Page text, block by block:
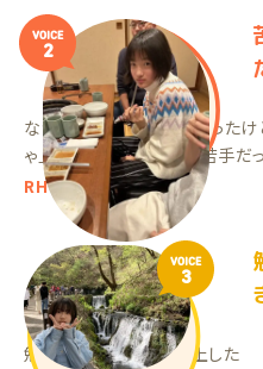
VOICE
2
ながら勉強で成績が悪かったけ
ゃ」という意欲に繋がり、苦手
RHちゃん（中1）
VOICE
3
勉強に対して意識が向上した